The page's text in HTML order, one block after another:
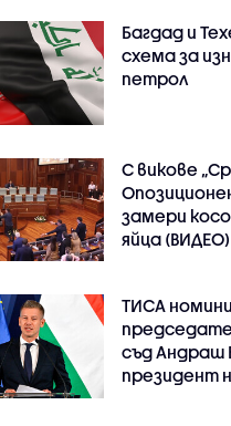
Багдад и
схема за
петрол
С викове
замери
яйца (ВИДЕО)
ТИСА
съд Андраш
президент